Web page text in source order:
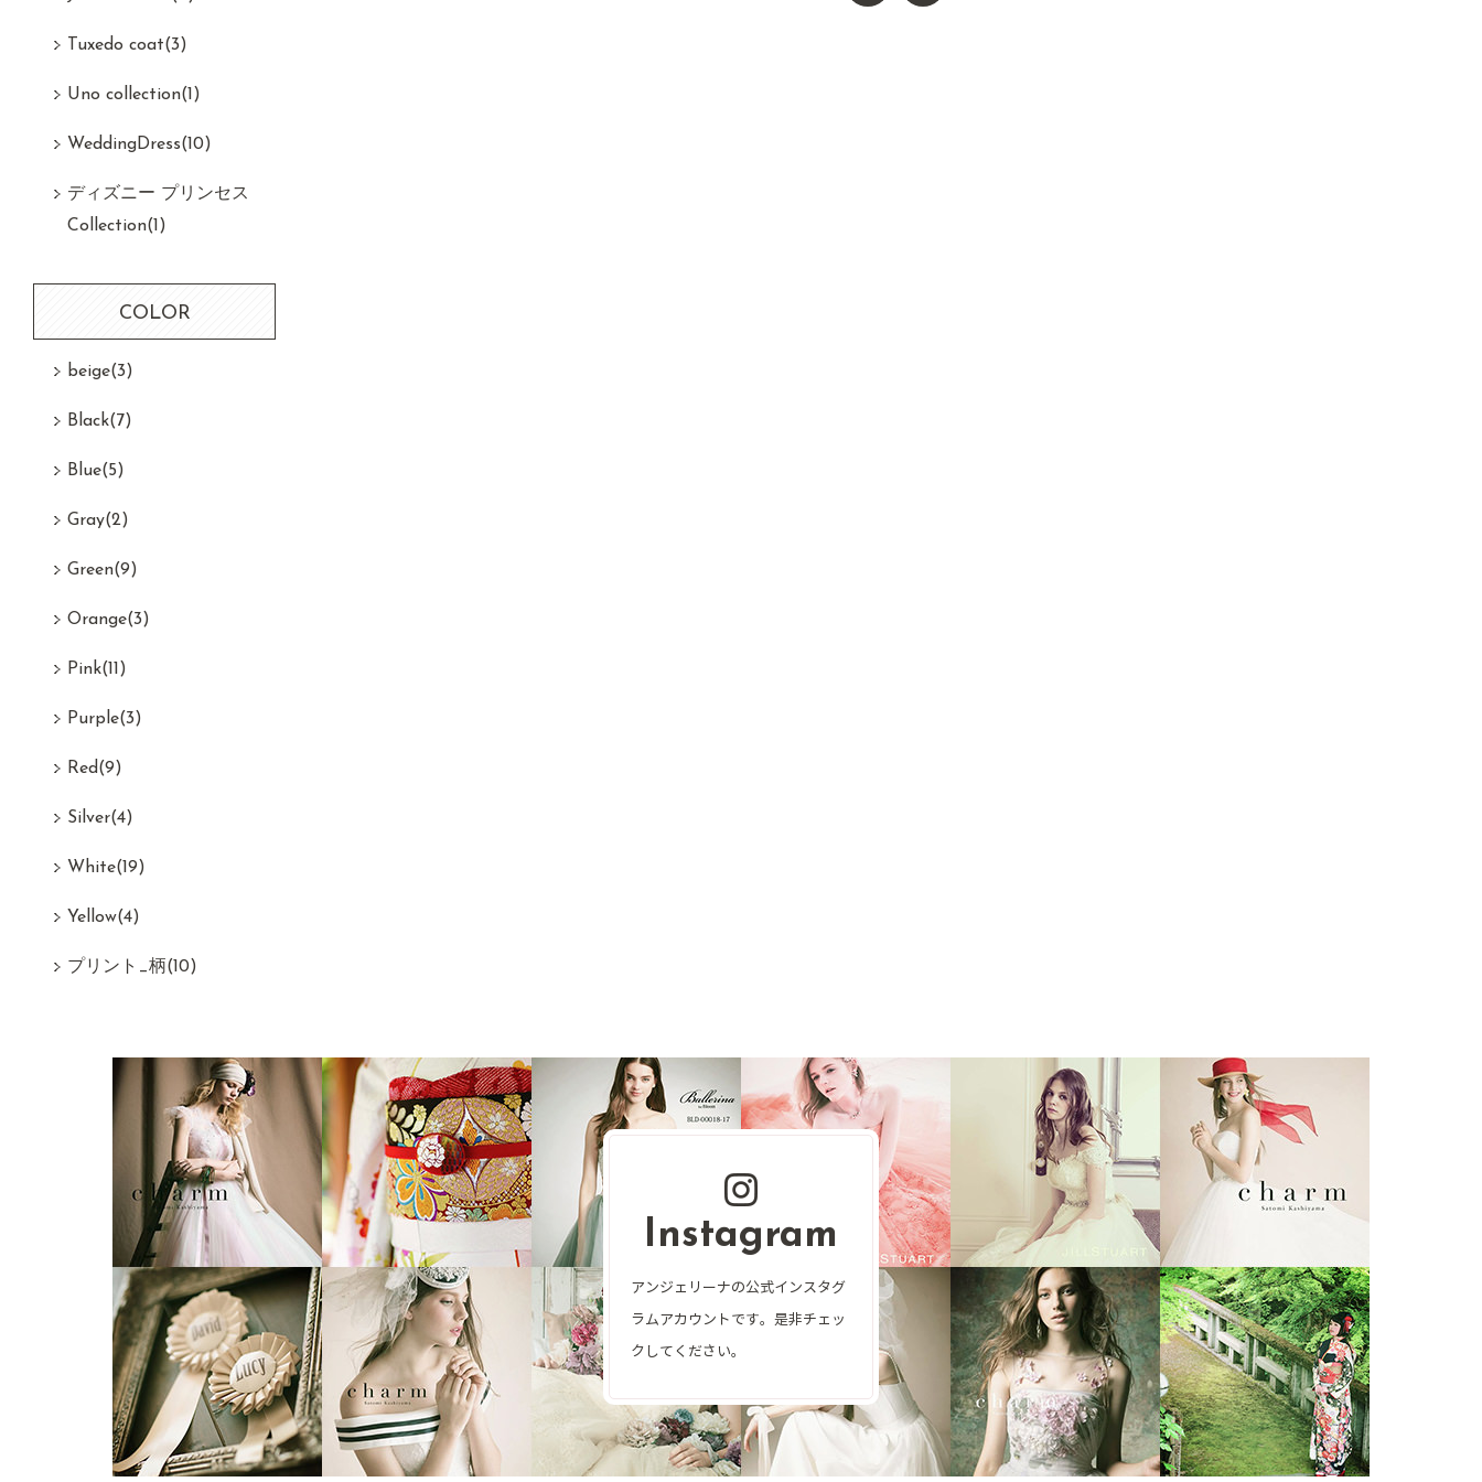
Tuxedo coat(3)
Uno collection(1)
WeddingDress(10)
ディズニー プリンセス
Collection(1)
COLOR
beige(3)
Black(7)
Blue(5)
Gray(2)
Green(9)
Orange(3)
Pink(11)
Purple(3)
Red(9)
Silver(4)
White(19)
Yellow(4)
プリント_柄(10)
Instagram
アンジェリーナの公式インスタグ
ラムアカウントです。是非チェッ
クしてください。